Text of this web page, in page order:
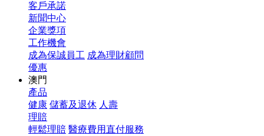
客戶承諾
新聞中心
企業獎項
工作機會
成為保誠員工 成為理財顧問
優惠
澳門
產品
健康 儲蓄及退休 人壽
理賠
輕鬆理賠 醫療費用直付服務